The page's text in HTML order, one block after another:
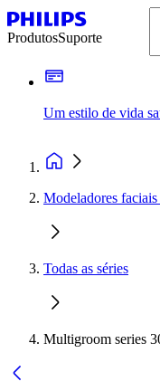
ProdutosSuporte
Um estilo de vida
Modeladores faciais
Todas as séries
Multigroom series